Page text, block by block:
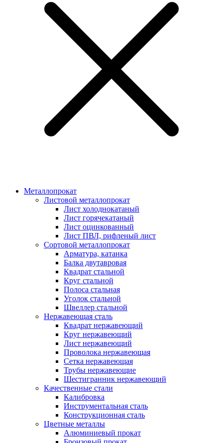
Металлопрокат
Листовой металлопрокат
Лист холоднокатаный
Лист горячекатаный
Лист оцинкованный
Лист ПВЛ, рифленый лист
Сортовой металлопрокат
Арматура, катанка
Балка двутавровая
Квадрат стальной
Круг стальной
Полоса стальная
Уголок стальной
Швеллер стальной
Нержавеющая сталь
Квадрат нержавеющий
Круг нержавеющий
Лист нержавеющий
Проволока нержавеющая
Сетка нержавеющая
Трубы нержавеющие
Шестигранник нержавеющий
Качественные стали
Калибровка
Инструментальная сталь
Конструкционная сталь
Цветные металлы
Алюминиевый прокат